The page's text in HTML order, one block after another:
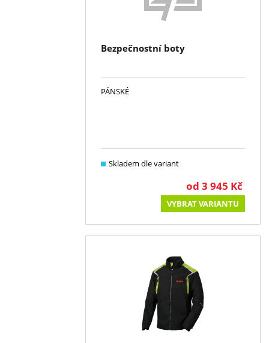
Bezpečnostní boty
PÁNSKÉ
Skladem dle variant
od 3 945 Kč
VYBRAT VARIANTU